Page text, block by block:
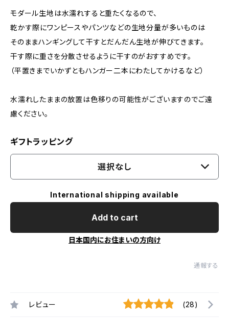
モダール生地は水濡れすると重たくなるので、
乾かす際にワンピースやパンツなどの生地分量が多いものは
そのままハンギングして干すとだんだん生地が伸びてきます。
干す際に重さを分散させるように干すのがおすすめです。
（平置きまでいかずともハンガー二本にわたしてかけるなど）
水濡れしたままの放置は色移りの可能性がございますのでご遠
慮ください。
ギフトラッピング
選択なし
International shipping available
Add to cart
日本国内にお住まいの方向け
通報する
レビュー (28)